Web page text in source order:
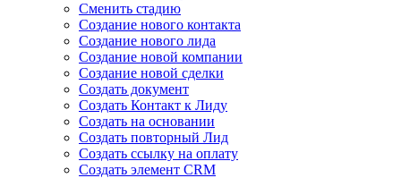
Сменить стадию
Создание нового контакта
Создание нового лида
Создание новой компании
Создание новой сделки
Создать документ
Создать Контакт к Лиду
Создать на основании
Создать повторный Лид
Создать ссылку на оплату
Создать элемент CRM